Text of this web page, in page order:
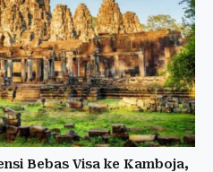
Bebas Visa ke Kamboja,